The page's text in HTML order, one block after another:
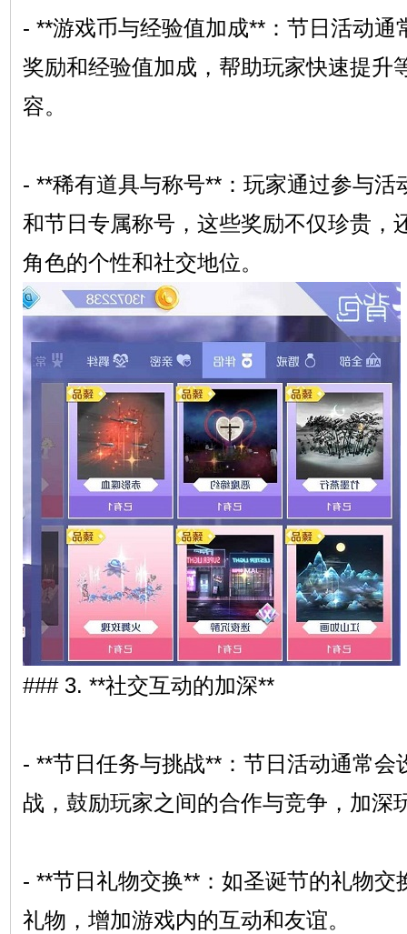
- **游戏币与经验值加成**：节日活动通
奖励和经验值加成，帮助玩家快速提升
容。
- **稀有道具与称号**：玩家通过参与活
和节日专属称号，这些奖励不仅珍贵，
角色的个性和社交地位。
### 3. **社交互动的加深**
- **节日任务与挑战**：节日活动通常会
战，鼓励玩家之间的合作与竞争，加深
- **节日礼物交换**：如圣诞节的礼物交
礼物，增加游戏内的互动和友谊。